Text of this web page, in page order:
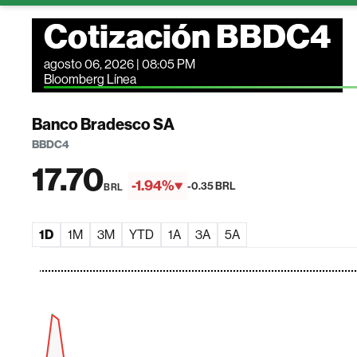
Cotización BBDC4
agosto 06, 2026 | 08:05 PM
Bloomberg Línea
Banco Bradesco SA
BBDC4
17.70BRL -1.94% -0.35 BRL
1D 1M 3M YTD 1A 3A 5A